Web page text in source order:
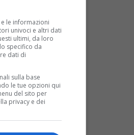
Capo
decisione
l'atto come
le informazioni
univoci e altri dati
ultimi, da loro
specifico da
dati di
sulla base
le tue opzioni qui
del sito per
privacy e dei